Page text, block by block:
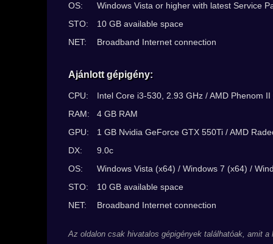
OS:
Windows Vista or higher with latest Service
STO:
10 GB available space
NET:
Broadband Internet connection
Ajánlott gépigény:
CPU:
Intel Core i3-530, 2.93 GHz / AMD Phenom
RAM:
4 GB RAM
GPU:
1 GB Nvidia GeForce GTX 550Ti / AMD
DX:
9.0c
OS:
Windows Vista (x64) / Windows 7 (x64) /
STO:
10 GB available space
NET:
Broadband Internet connection
Az oldalon csak hivatalos gépigények találhatóak, amit